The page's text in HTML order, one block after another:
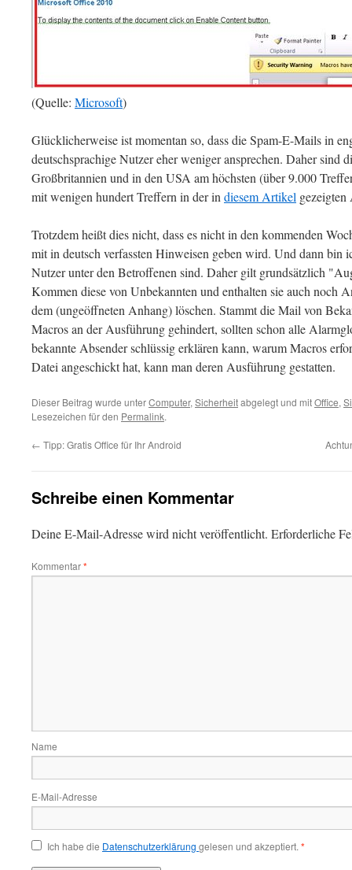
(Quelle: Microsoft)
Glücklicherweise ist momentan so, dass die Spam-E-Mails in
deutschsprachige Nutzer eher weniger ansprechen. Daher sind
Großbritannien und in den USA am höchsten (über 9.000
mit wenigen hundert Treffern in der in diesem Artikel
Trotzdem heißt dies nicht, dass es nicht in den kommenden
mit in deutsch verfassten Hinweisen geben wird. Und dann bin
Nutzer unter den Betroffenen sind. Daher gilt grundsätzlich
Kommen diese von Unbekannten und enthalten sie auch noch
dem (ungeöffneten Anhang) löschen. Stammt die Mail von
Macros an der Ausführung gehindert, sollten schon alle
bekannte Absender schlüssig erklären kann, warum Macros
Datei angeschickt hat, kann man deren Ausführung gestatten.
Dieser Beitrag wurde unterComputer, Sicherheitabgelegt und mitOffice,
Lesezeichen für den Permalink.
← Tipp: Gratis Office für Ihr Android
Schreibe einen Kommentar
Deine E-Mail-Adresse wird nicht veröffentlicht. Erforderliche
Kommentar*
Name
E-Mail-Adresse
Ich habe die Datenschutzerklärung gelesen und akzeptiert. *